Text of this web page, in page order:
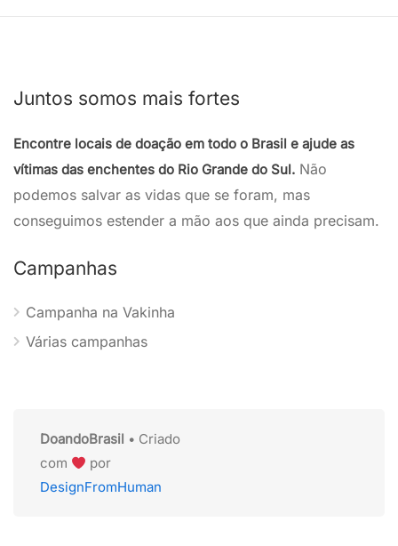
Juntos somos mais fortes
Encontre locais de doação em todo o Brasil e ajude as
vítimas das enchentes do Rio Grande do Sul. Não
podemos salvar as vidas que se foram, mas
conseguimos estender a mão aos que ainda precisam.
Campanhas
Campanha na Vakinha
Várias campanhas
DoandoBrasil • Criado
com
por
DesignFromHuman